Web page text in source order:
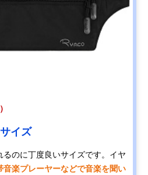
イズ
のに丁度良いサイズです。イヤ
音楽プレーヤーなどで音楽を聞い